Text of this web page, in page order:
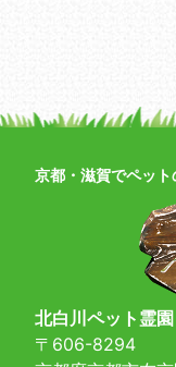
京都・滋賀でペッ
北白川ペット霊園
〒606-8294